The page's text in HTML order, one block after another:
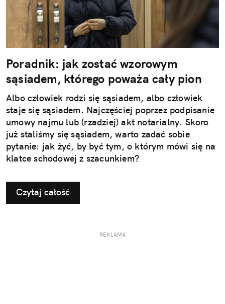
Poradnik: jak zostać wzorowym
sąsiadem, którego poważa cały pion
Albo człowiek rodzi się sąsiadem, albo człowiek
staje się sąsiadem. Najczęściej poprzez podpisanie
umowy najmu lub (rzadziej) akt notarialny. Skoro
już staliśmy się sąsiadem, warto zadać sobie
pytanie: jak żyć, by być tym, o którym mówi się na
klatce schodowej z szacunkiem?
Czytaj całość
REKLAMA